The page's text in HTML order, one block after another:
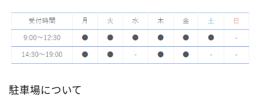
駐車場について